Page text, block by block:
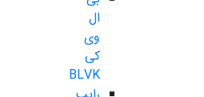
ال
وی
کی
BLVK